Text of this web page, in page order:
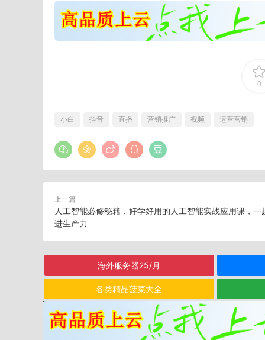
0
小白 抖音 直播 营销推广 视频 运营营销
上一篇
人工智能必修秘籍，好学好用的人工智能实战应用课，一
进生产力
海外服务器25/月
各类精品菠菜大全